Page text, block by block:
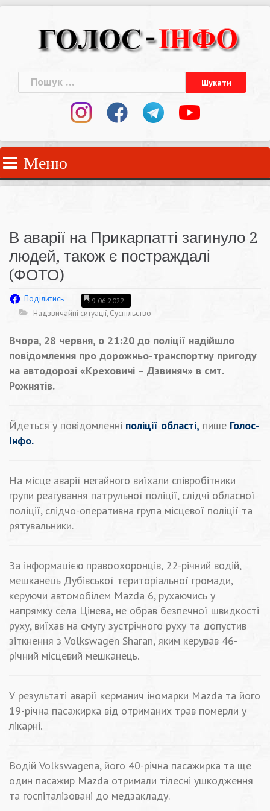
Пошук:
Меню
В аварії на Прикарпатті загинуло 2
людей, також є постраждалі
(ФОТО)
Поділитись 29.06.2022
Надзвичайні ситуації, Суспільство
Вчора, 28 червня, о 21:20 до поліції надійшло
повідомлення про дорожньо-транспортну пригоду
на автодорозі «Креховичі – Дзвиняч» в смт.
Рожнятів.
Йдеться у повідомленні поліції області, пише Голос-
Інфо.
На місце аварії негайного виїхали співробітники
групи реагування патрульної поліції, слідчі обласної
поліції, слідчо-оперативна група місцевої поліції та
рятувальники.
За інформацією правоохоронців, 22-річний водій,
мешканець Дубівської територіальної громади,
керуючи автомобілем Mazda 6, рухаючись у
напрямку села Цінева, не обрав безпечної швидкості
руху, виїхав на смугу зустрічного руху та допустив
зіткнення з Volkswagen Sharan, яким керував 46-
річний місцевий мешканець.
У результаті аварії керманич іномарки Mazda та його
19-річна пасажирка від отриманих трав померли у
лікарні.
Водій Volkswagena, його 40-річна пасажирка та ще
один пасажир Mazda отримали тілесні ушкодження
та госпіталізовані до медзакладу.